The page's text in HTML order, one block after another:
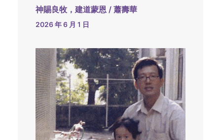
神賜良牧，建道蒙恩 / 蕭壽華
2026 年 6 月 1 日